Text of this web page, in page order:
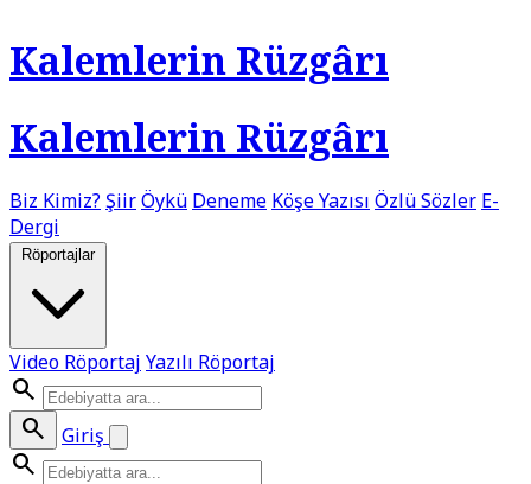
Kalemlerin Rüzgârı
Kalemlerin Rüzgârı
Biz Kimiz? ŞiirÖykü Deneme Köşe Yazısı Özlü Sözler E-
Dergi
Röportajlar
Video Röportaj Yazılı Röportaj
search
search
Giriş
search